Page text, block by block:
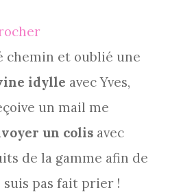
chemin et oublié une
idylle avec Yves,
un mail me
un colis avec
de la gamme afin de
pas fait prier !